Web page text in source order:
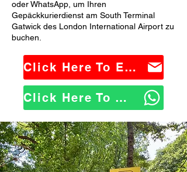
oder WhatsApp, um Ihren
Gepäckkurierdienst am South Terminal
Gatwick des London International Airport zu
buchen.
Click Here To Email Us
Click Here To WhatsApp Us